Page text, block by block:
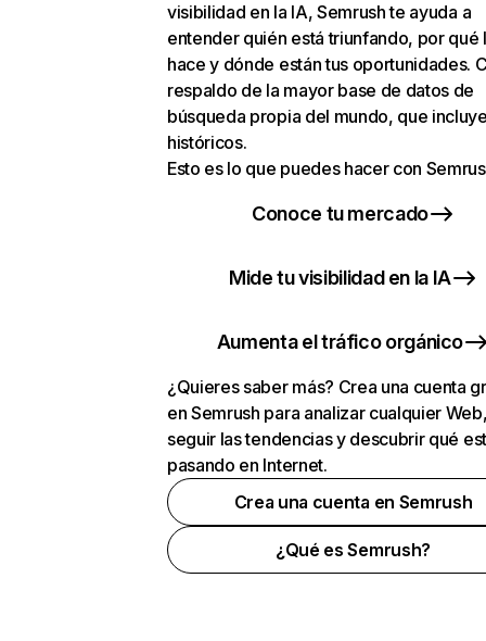
visibilidad en la IA, Semrush te ayuda a
entender quién está triunfando, por qué
hace y dónde están tus oportunidades.
respaldo de la mayor base de datos de
búsqueda propia del mundo, que
históricos.
Esto es lo que puedes hacer con
Conoce tu mercado
Mide tu visibilidad en la IA
Aumenta el tráfico orgánico
¿Quieres saber más? Crea una cuenta
en Semrush para analizar cualquier
seguir las tendencias y descubrir qué
pasando en Internet.
Crea una cuenta en Semrush
¿Qué es Semrush?